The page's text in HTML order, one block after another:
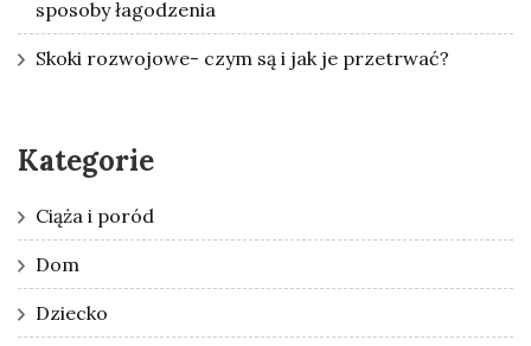
sposoby łagodzenia
Skoki rozwojowe- czym są i jak je przetrwać?
Kategorie
Ciąża i poród
Dom
Dziecko